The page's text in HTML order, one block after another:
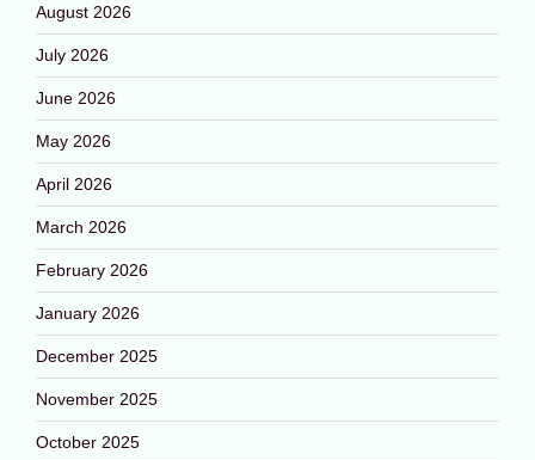
August 2026
July 2026
June 2026
May 2026
April 2026
March 2026
February 2026
January 2026
December 2025
November 2025
October 2025